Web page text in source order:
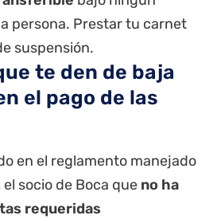
persona. Prestar tu carnet
suspensión.
te den de baja
el pago de las
en el reglamento manejado
socio de Boca que no ha
requeridas